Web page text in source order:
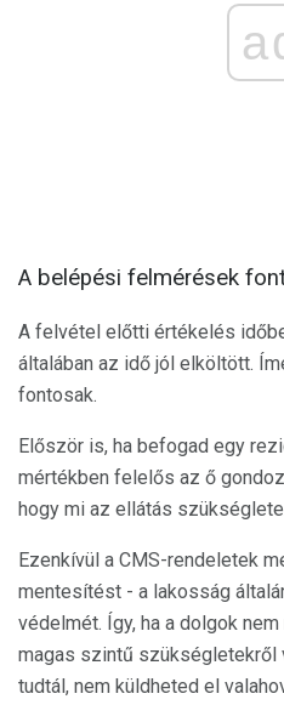
A belépési felmérések
A felvétel előtti értékelés
általában az idő jól elköltött.
fontosak.
Először is, ha befogad egy
mértékben felelős az ő
hogy mi az ellátás
Ezenkívül a CMS-rendeletek
mentesítést - a lakosság
védelmét. Így, ha a dolgok
magas szintű szükségletekről
tudtál, nem küldheted el